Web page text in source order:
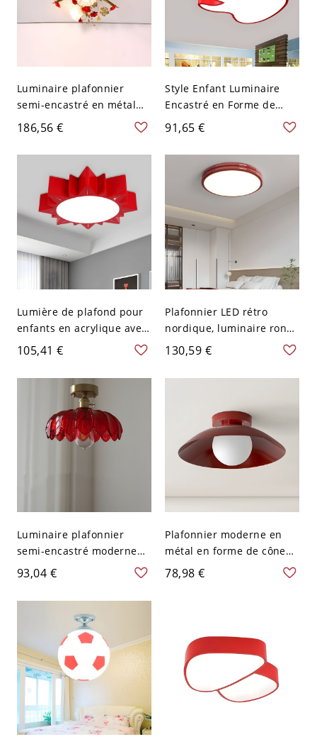
Luminaire plafonnier
semi-encastré en métal
rouge rustique à fleurs
style Shabby Chic - 110 V-
120 V 4
186,56 €
Style Enfant Luminaire
Encastré en Forme de
Guitare Plafonnier LED
Métallique pour
Maternelle - 110 V-120 V
Rouge 45,72 cm
91,65 €
Lumière de plafond pour
enfants en acrylique avec
LED pour chambre à
coucher en rouge
105,41 €
Plafonnier LED rétro
nordique, luminaire rond
en métal brillant pour
plafonds bas - Rouge 110
V-120 V 30,48 cm
130,59 €
Luminaire plafonnier
semi-encastré moderne
en forme de dôme pour
chambre - Rouge 110 V-
120 V
93,04 €
Plafonnier moderne en
métal en forme de cône
avec lumières bi-pin et
abat-jour en fer - Rouge
78,98 €